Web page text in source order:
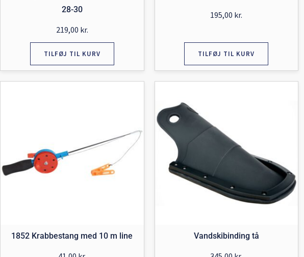
28-30
219,00 kr.
TILFØJ TIL KURV
195,00 kr.
TILFØJ TIL KURV
1852 Krabbestang med 10 m line Vandskibinding tå